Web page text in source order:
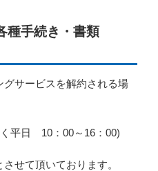
種手続き・書類
グサービスを解約される場
平日 10：00～16：00)
せて頂いております。